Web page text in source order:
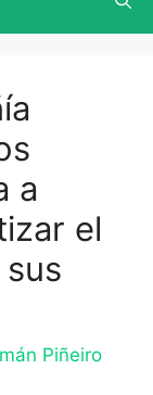
a
el
Piñeiro